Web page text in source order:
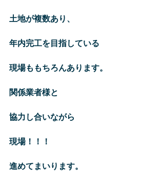
土地が複数あり、
年内完工を目指している
現場ももちろんあります。
関係業者様と
協力し合いながら
現場！！！
進めてまいります。